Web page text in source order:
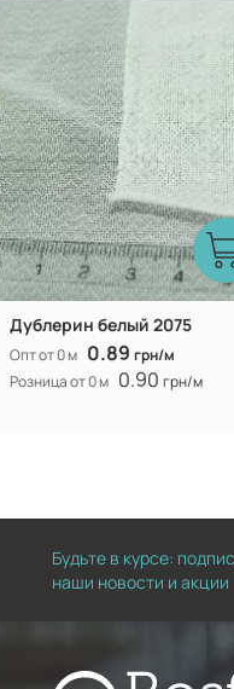
Дублерин белый 2075
Опт от 0 м 0.89 грн/м
Розница от 0 м 0.90 грн/м
Будьте в курсе:
наши новости и акции